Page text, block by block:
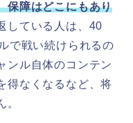
保障はどこにもあり
している人は、40
で戦い続けられるの
ンル自体のコンテン
得なくなるなど、将
。